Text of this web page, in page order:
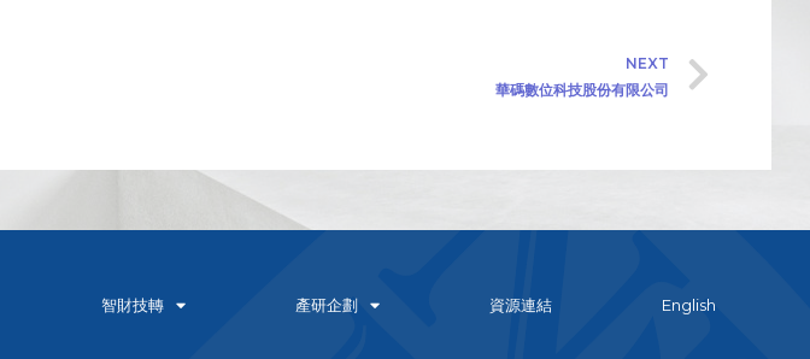
NEXT
華碼數位科技股份有限公司
智財技轉 產研企劃 資源連結 English